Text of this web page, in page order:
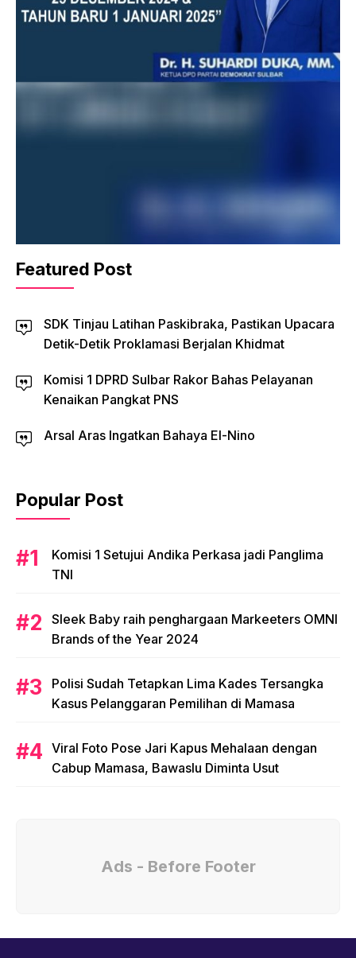
Featured Post
SDK Tinjau Latihan Paskibraka, Pastikan Upacara
Detik-Detik Proklamasi Berjalan Khidmat
Komisi 1 DPRD Sulbar Rakor Bahas Pelayanan
Kenaikan Pangkat PNS
Arsal Aras Ingatkan Bahaya El-Nino
Popular Post
Komisi 1 Setujui Andika Perkasa jadi Panglima
TNI
Sleek Baby raih penghargaan Markeeters OMNI
Brands of the Year 2024
Polisi Sudah Tetapkan Lima Kades Tersangka
Kasus Pelanggaran Pemilihan di Mamasa
Viral Foto Pose Jari Kapus Mehalaan dengan
Cabup Mamasa, Bawaslu Diminta Usut
Ads - Before Footer